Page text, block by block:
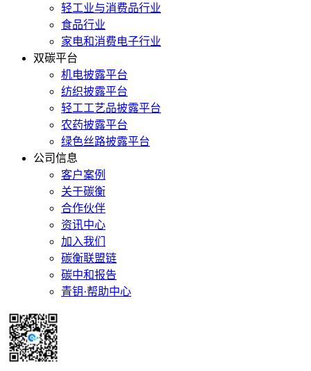
轻工业与消费品行业
食品行业
家电和消费电子行业
双碳平台
机电披露平台
纺织披露平台
轻工工艺品披露平台
农药披露平台
绿色丝路披露平台
公司信息
客户案例
关于碳衡
合作伙伴
资讯中心
加入我们
碳衡联盟链
碳中和报告
青钥·帮助中心